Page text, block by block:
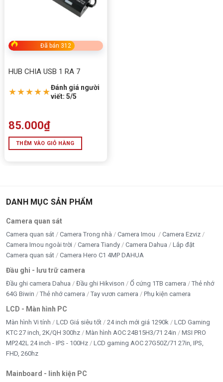
Đã bán 312
HUB CHIA USB 1 RA 7
★★★★★Đánh giá người
viết: 5/5
85.000₫
THÊM VÀO GIỎ HÀNG
DANH MỤC SẢN PHẨM
Camera quan sát
Camera quan sát Camera Trong nhà Camera Imou
Camera Ezviz
Camera Imou ngoài trời
Camera Tiandy Camera Dahua
Lắp đặt
Camera quan sát
Camera Hero C1 4MP DAHUA
Đầu ghi - lưu trữ camera
Đầu ghi camera Dahua Đầu ghi Hikvison Ổ cứng 1TB camera
Thẻ nhớ
64G Biwin
Thẻ nhớ camera Tay vươn camera Phụ kiện camera
LCD - Màn hình PC
Màn hình Vi tính LCD Giá siêu tốt 24 inch mới giá 1290k
LCD Gaming
KTC 27 inch, 2K/QH 300hz
Màn hình AOC 24B15H3/71 24in
MSI PRO
MP242L 24 inch - IPS - 100Hz
LCD gaming AOC 27G50Z/71 27in, IPS,
FHD, 260hz
Mainboard - linh kiện PC